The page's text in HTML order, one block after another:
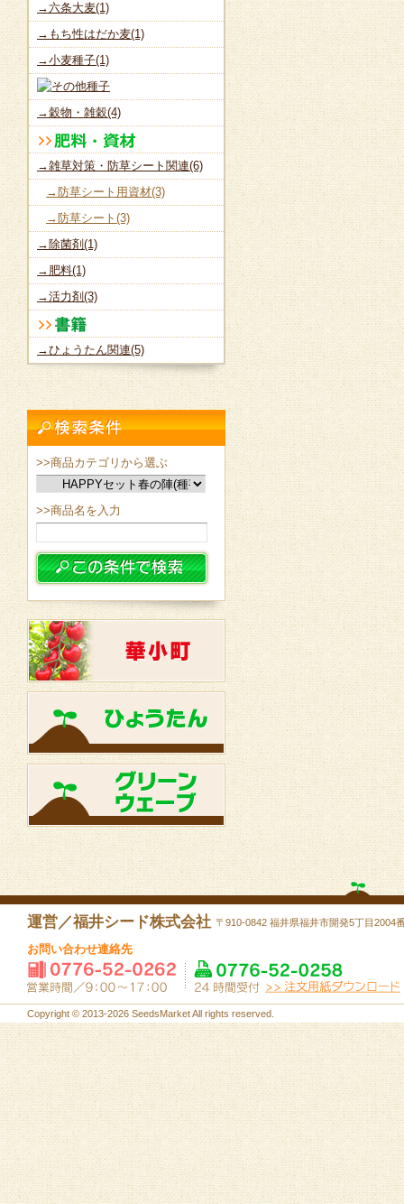
→六条大麦(1)
→もち性はだか麦(1)
→小麦種子(1)
→穀物・雑穀(4)
→雑草対策・防草シート関連(6)
→防草シート用資材(3)
→防草シート(3)
→除菌剤(1)
→肥料(1)
→活力剤(3)
→ひょうたん関連(5)
>>商品カテゴリから選ぶ
>>商品名を入力
運営／福井シード株式会社 〒910-0842 福井県福井市開発5丁目2004
お問い合わせ連絡先
Copyright © 2013-2026 SeedsMarket All rights reserved.